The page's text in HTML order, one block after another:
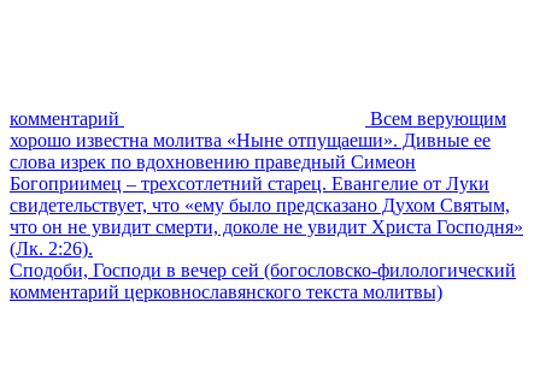
комментарий
Всем верующим
хорошо известна молитва «Ныне отпущаеши». Дивные ее
слова изрек по вдохновению праведный Симеон
Богоприимец – трехсотлетний старец. Евангелие от Луки
свидетельствует, что «ему было предсказано Духом Святым,
что он не увидит смерти, доколе не увидит Христа Господня»
(Лк. 2:26).
Сподоби, Господи в вечер сей (богословско-филологический
комментарий церковнославянского текста молитвы)